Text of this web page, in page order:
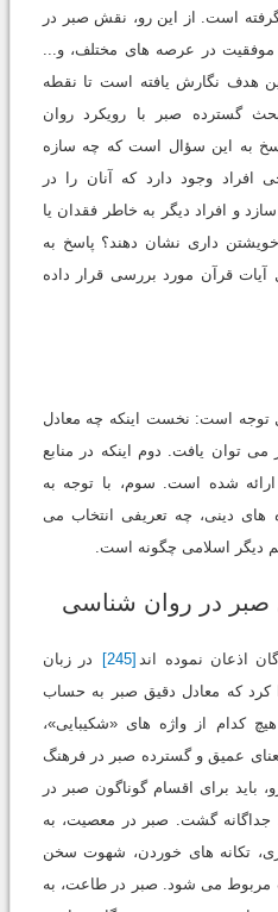
است. از این رو، نقش صبر در
موفقیت در عرصه های مختلف، و...
هدف نگارش یافته است تا نقطه
گسترده صبر با رویکرد روان
به این سؤال است که چه سازه
وجود دارد که آنان را در
و افراد دیگر به خاطر فقدان یا
داری نشان دهند؟ پاسخ به
آیات قرآن مورد بررسی قرار داده
توجه است: نخست اینکه چه معادل
توان یافت. دوم اینکه در منابع
شده است. سوم، با توجه به
های دینی، چه تعریفی انتخاب می
دیگر اسلامی چگونه است.
صبر در روان شناسی
اذعان نموده اند [245]
در زبان
کرد که معادل دقیق صبر به حساب
کدام از واژه های «شکیبایی»،
عمیق و گسترده صبر در فرهنگ
باید برای اقسام گوناگون صبر در
جداگانه گشت. صبر در معصیت، به
تکانه های خوردن، شهوت سخن
مربوط می شود. صبر در طاعت، به